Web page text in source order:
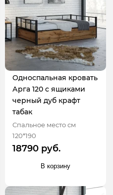
Односпальная кровать
Арга 120 с ящиками
черный дуб крафт
табак
Спальное место см
120*190
18790 руб.
В корзину